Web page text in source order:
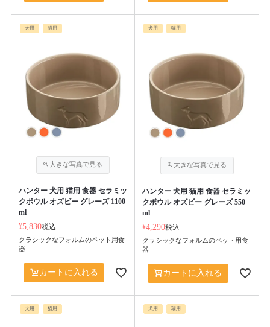
犬用 猫用
ハンター 犬用 猫用 食器 セラミッ
クボウル オズビー グレーズ 1100
ml
¥5,830税込
クラシックなフォルムのペット用食
器
カートに入れる
犬用 猫用
ハンター 犬用 猫用 食器 セラミッ
クボウル オズビー グレーズ 550
ml
¥4,290税込
クラシックなフォルムのペット用食
器
カートに入れる
犬用 猫用 犬用 猫用